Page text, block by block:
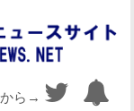
ら→